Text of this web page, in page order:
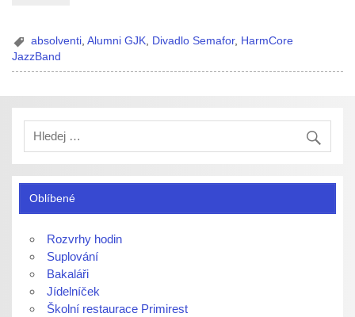
absolventi ,Alumni GJK Divadlo Semafor, HarmCore
JazzBand
Oblíbené
Rozvrhy hodin
Suplování
Bakaláři
Jídelníček
Školní restaurace Primirest